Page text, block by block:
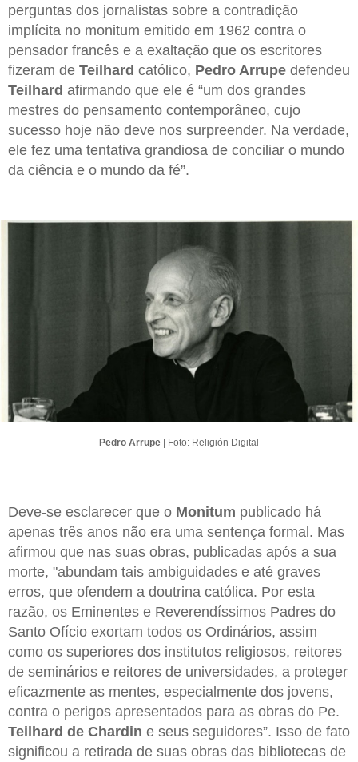
perguntas dos jornalistas sobre a contradição
implícita no monitum emitido em 1962 contra o
pensador francês e a exaltação que os escritores
fizeram de Teilhard católico, Pedro Arrupe defendeu
Teilhard afirmando que ele é “um dos grandes
mestres do pensamento contemporâneo, cujo
sucesso hoje não deve nos surpreender. Na verdade,
ele fez uma tentativa grandiosa de conciliar o mundo
da ciência e o mundo da fé”.
Pedro Arrupe | Foto: Religión Digital
Deve-se esclarecer que o Monitum publicado há
apenas três anos não era uma sentença formal. Mas
afirmou que nas suas obras, publicadas após a sua
morte, "abundam tais ambiguidades e até graves
erros, que ofendem a doutrina católica. Por esta
razão, os Eminentes e Reverendíssimos Padres do
Santo Ofício exortam todos os Ordinários, assim
como os superiores dos institutos religiosos, reitores
de seminários e reitores de universidades, a proteger
eficazmente as mentes, especialmente dos jovens,
contra o perigos apresentados para as obras do Pe.
Teilhard de Chardin e seus seguidores”. Isso de fato
significou a retirada de suas obras das bibliotecas de